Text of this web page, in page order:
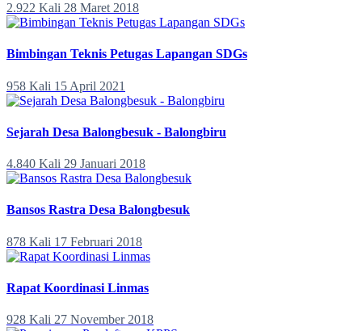
2.922 Kali 28 Maret 2018
Bimbingan Teknis Petugas Lapangan SDGs
958 Kali 15 April 2021
Sejarah Desa Balongbesuk - Balongbiru
4.840 Kali 29 Januari 2018
Bansos Rastra Desa Balongbesuk
878 Kali 17 Februari 2018
Rapat Koordinasi Linmas
928 Kali 27 November 2018